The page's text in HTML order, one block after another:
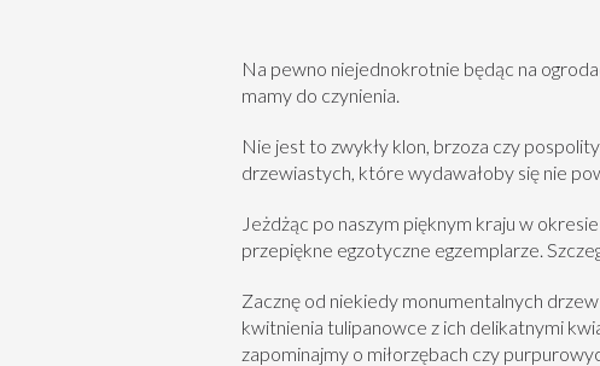
Na pewno niejednokrotnie będąc na
mamy do czynienia.
Nie jest to zwykły klon, brzoza czy
drzewiastych, które wydawałoby się nie
Jeżdżąc po naszym pięknym kraju w
przepiękne egzotyczne egzemplarze.
Zacznę od niekiedy monumentalnych
kwitnienia tulipanowce z ich delikatnymi
zapominajmy o miłorzębach czy